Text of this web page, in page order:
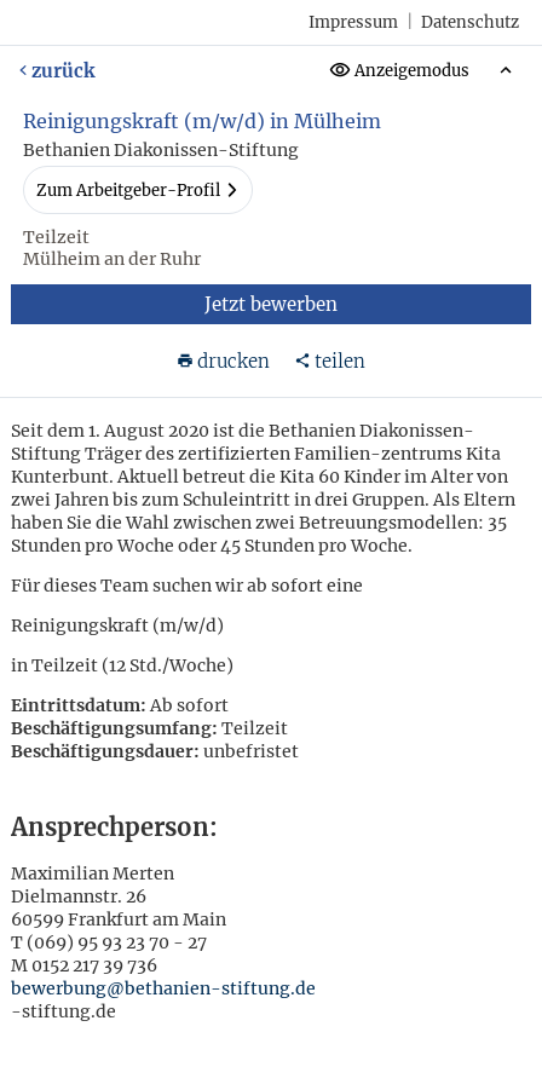
Impressum Datenschutz
zurück Anzeigemodus
Reinigungskraft (m/w/d) in Mülheim
Bethanien Diakonissen-Stiftung
Zum Arbeitgeber-Profil
Teilzeit
Mülheim an der Ruhr
Jetzt bewerben
drucken teilen
Seit dem 1. August 2020 ist die Bethanien Diakonissen-
Stiftung Träger des zertifizierten Familien-zentrums Kita
Kunterbunt. Aktuell betreut die Kita 60 Kinder im Alter von
zwei Jahren bis zum Schuleintritt in drei Gruppen. Als Eltern
haben Sie die Wahl zwischen zwei Betreuungsmodellen: 35
Stunden pro Woche oder 45 Stunden pro Woche.
Für dieses Team suchen wir ab sofort eine
Reinigungskraft (m/w/d)
in Teilzeit (12 Std./Woche)
Eintrittsdatum:Ab sofort
Beschäftigungsumfang: Teilzeit
Beschäftigungsdauer: unbefristet
Ansprechperson:
Maximilian Merten
Dielmannstr. 26
60599 Frankfurt am Main
T (069) 95 93 23 70 - 27
M 0152 217 39 736
bewerbung@bethanien-stiftung.de
-stiftung.de